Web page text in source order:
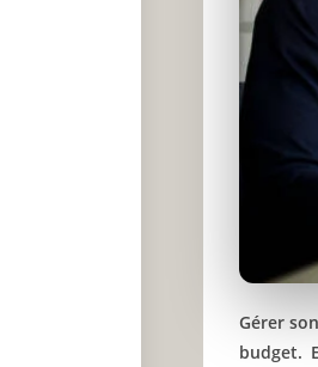
Gérer
budget.